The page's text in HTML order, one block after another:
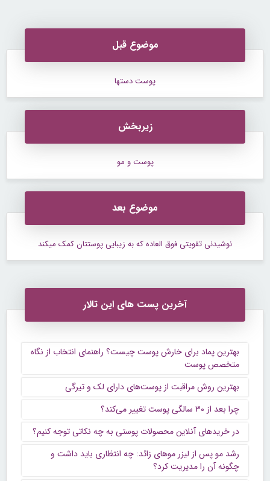
موضوع قبل
پوست دستها
زیربخش
پوست و مو
موضوع بعد
نوشیدنی تقویتی فوق العاده که به زیبایی پوستتان کمک میکند
آخرین پست های این تالار
بهترین پماد برای خارش پوست چیست؟ راهنمای انتخاب از نگاه
متخصص پوست
بهترین روش مراقبت از پوست‌های دارای لک و تیرگی
چرا بعد از ۳۰ سالگی پوست تغییر می‌کند؟
در خریدهای آنلاین محصولات پوستی به چه نکاتی توجه کنیم؟
رشد مو پس از لیزر موهای زائد: چه انتظاری باید داشت و
چگونه آن را مدیریت کرد؟